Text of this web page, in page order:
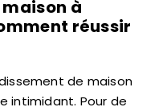
à
réussir
de maison
intimidant. Pour de